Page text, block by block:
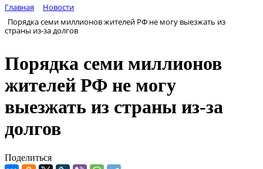
Главная
Новости
Порядка семи миллионов жителей РФ не могу выезжать из
страны из-за долгов
Порядка семи миллионов
жителей РФ не могу
выезжать из страны из-за
долгов
Поделиться